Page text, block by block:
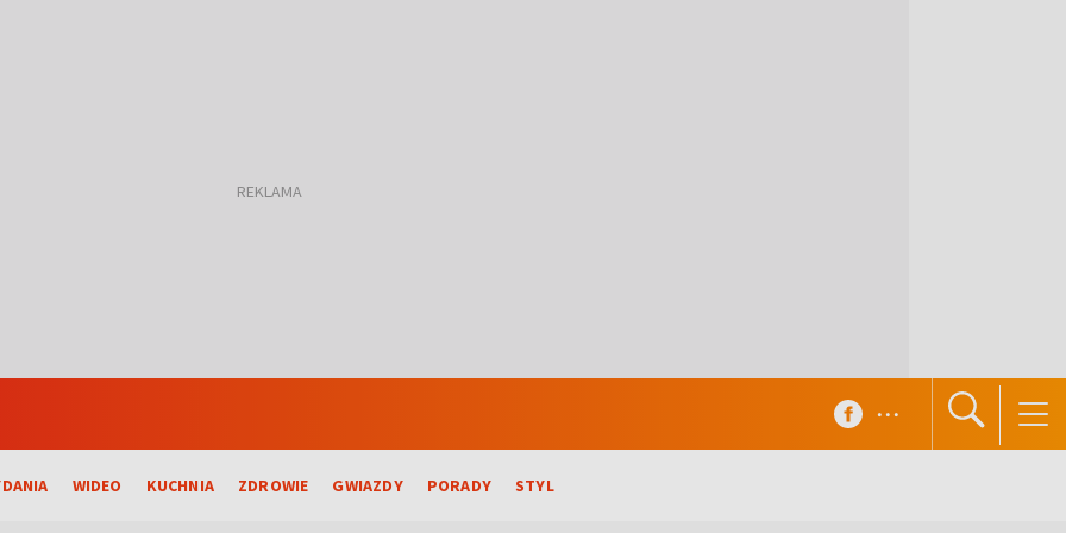
WIDEO KUCHNIA ZDROWIE GWIAZDY PORADY STYL
...